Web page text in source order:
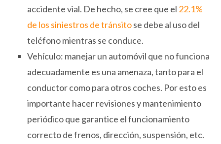
accidente vial. De hecho, se cree que el 22.1%
de los siniestros de tránsitose debe al uso del
teléfono mientras se conduce.
Vehículo: manejar un automóvil que no funciona
adecuadamente es una amenaza, tanto para el
conductor como para otros coches. Por esto es
importante hacer revisiones y mantenimiento
periódico que garantice el funcionamiento
correcto de frenos, dirección, suspensión, etc.